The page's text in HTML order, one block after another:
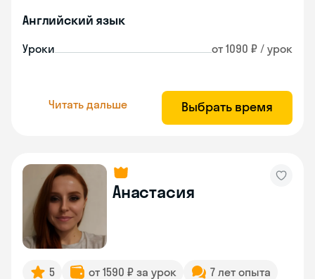
Английский язык
Уроки от 1090 ₽ / урок
Читать дальше Выбрать время
Анастасия
5 от 1590 ₽ за урок 7 лет опыта